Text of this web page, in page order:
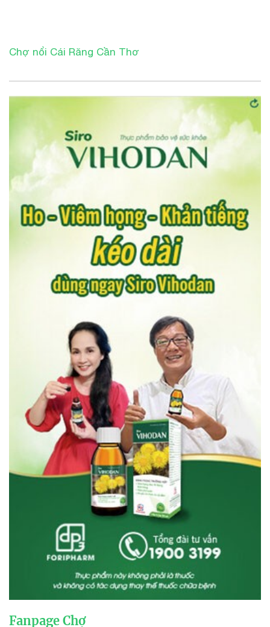
Chợ nổi Cái Răng Cần Thơ
Fanpage Chợ